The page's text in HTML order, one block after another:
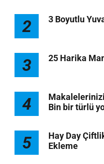
2 3 Boyutlu
3 25 Harika
4
Bin bir türlü
5
Hay Day
Ekleme